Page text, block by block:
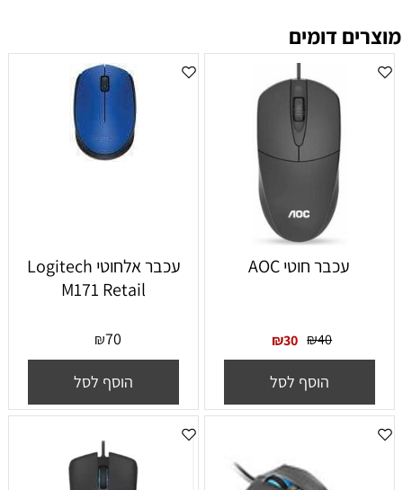
מוצרים דומים
עכבר חוטי AOC
₪40
₪30
הוסף לסל
עכבר אלחוטי Logitech
M171 Retail
₪70
הוסף לסל